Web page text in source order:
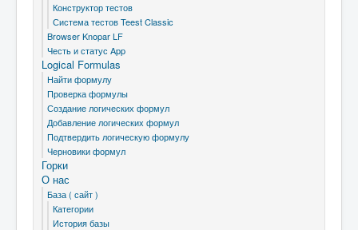
Конструктор тестов
Система тестов Teest Classic
Browser Knopar LF
Честь и статус App
Logical Formulas
Найти формулу
Проверка формулы
Создание логических формул
Добавление логических формул
Подтвердить логическую формулу
Черновики формул
Горки
О нас
База ( сайт )
Категории
История базы